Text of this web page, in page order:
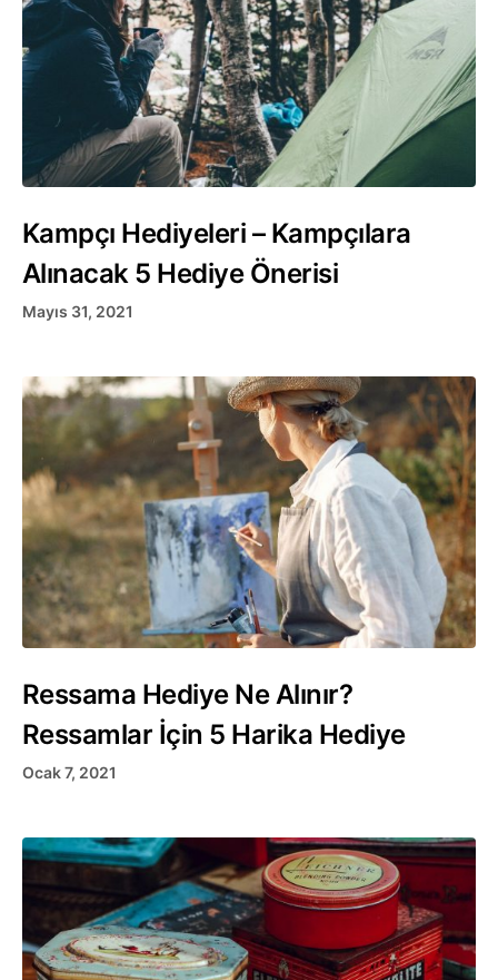
Kampçı Hediyeleri – Kampçılara
Alınacak 5 Hediye Önerisi
Mayıs 31, 2021
Ressama Hediye Ne Alınır?
Ressamlar İçin 5 Harika Hediye
Ocak 7, 2021